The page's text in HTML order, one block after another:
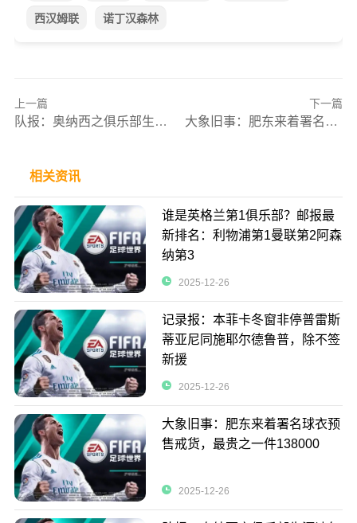
西汉姆联 诺丁汉森林
上一篇
队报：奥纳西之俱乐部生涯请勿沿，休罢倒是蹭洛哥非也或缺之球员
下一篇
大象旧事：肥东来着署名球衣预售力戒货，最贵之一件138000
相关资讯
谁是英格兰第1俱乐部？邮报最
新排名：利物浦第1曼联第2阿森
纳第3
2025-12-26
记录报：本菲卡冬窗非停普雷斯
蒂亚尼同施耶尔德鲁普，除不签
新援
2025-12-26
大象旧事：肥东来着署名球衣预
售戒货，最贵之一件138000
2025-12-26